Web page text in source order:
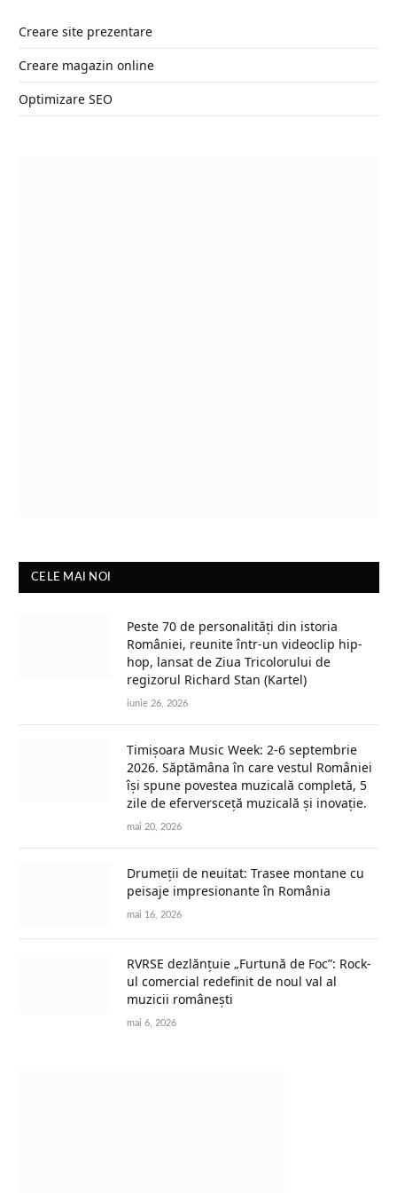
Creare site prezentare
Creare magazin online
Optimizare SEO
CELE MAI NOI
Peste 70 de personalități din istoria
României, reunite într-un videoclip hip-
hop, lansat de Ziua Tricolorului de
regizorul Richard Stan (Kartel)
iunie 26, 2026
Timișoara Music Week: 2-6 septembrie
2026. Săptămâna în care vestul României
își spune povestea muzicală completă, 5
zile de eferversceță muzicală și inovație.
mai 20, 2026
Drumeții de neuitat: Trasee montane cu
peisaje impresionante în România
mai 16, 2026
RVRSE dezlănțuie „Furtună de Foc”: Rock-
ul comercial redefinit de noul val al
muzicii românești
mai 6, 2026